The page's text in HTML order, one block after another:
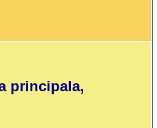
principala,